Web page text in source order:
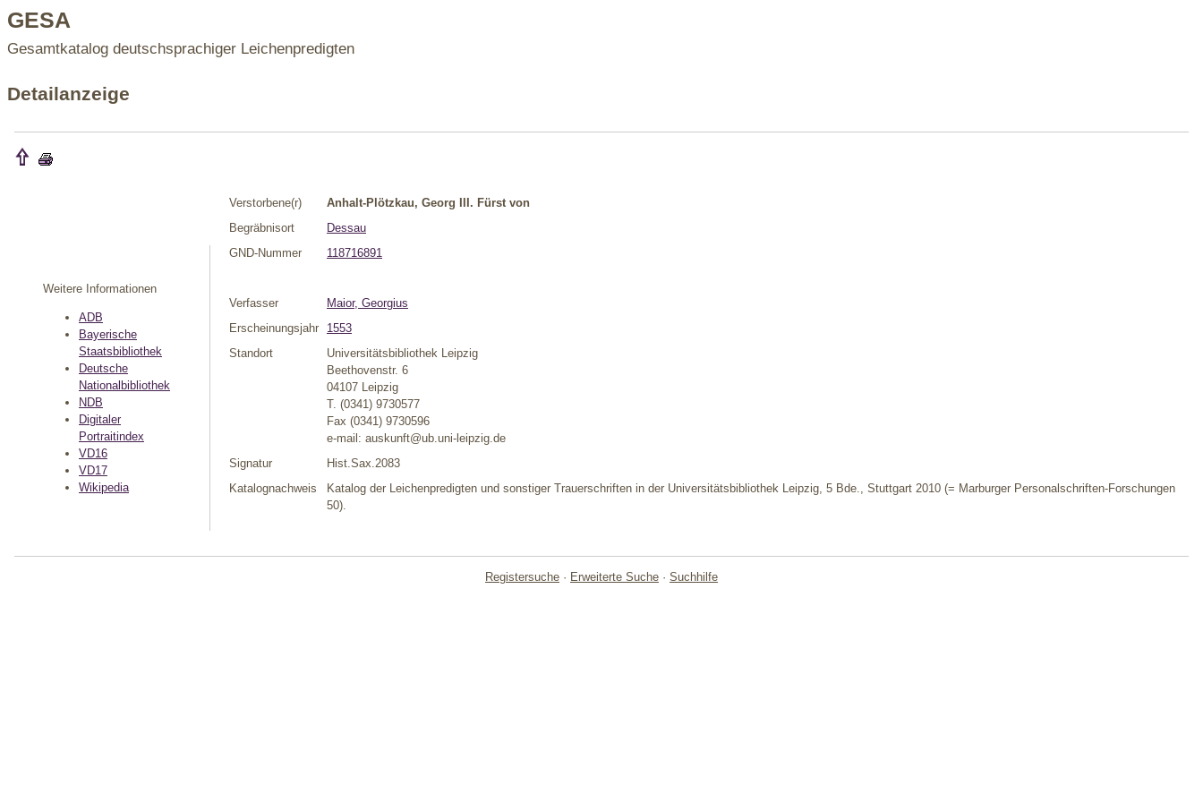
GESA
Gesamtkatalog deutschsprachiger Leichenpredigten
Detailanzeige
Weitere Informationen
ADB
Bayerische
Staatsbibliothek
Deutsche
Nationalbibliothek
NDB
Digitaler
Portraitindex
VD16
VD17
Wikipedia
Verstorbene(r)
Anhalt-Plötzkau, Georg III. Fürst von
Begräbnisort
Dessau
GND-Nummer
118716891
Verfasser
Maior, Georgius
Erscheinungsjahr
1553
Standort
Universitätsbibliothek Leipzig
Beethovenstr. 6
04107 Leipzig
T. (0341) 9730577
Fax (0341) 9730596
e-mail: auskunft@ub.uni-leipzig.de
Signatur
Hist.Sax.2083
Katalognachweis
Katalog der Leichenpredigten und sonstiger Trauerschriften in der Universitätsbibliothek Leipzig, 5 Bde., Stuttgart 2010 (= Marburger Personalschriften-Forschungen
50).
Registersuche · Erweiterte Suche · Suchhilfe